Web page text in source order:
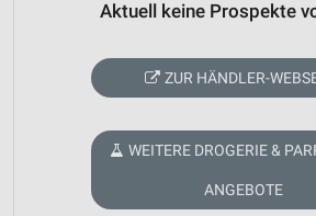
Aktuell keine Prospekte
ZUR HÄNDLER-
WEITERE DROGERIE &
ANGEBOTE